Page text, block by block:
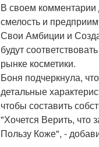
В своем комментарии
смелость и
Свои Амбиции и
будут
рынке косметики.
Боня подчеркнула,
детальные
чтобы составить
"Хочется Верить,
Пользу Коже", -